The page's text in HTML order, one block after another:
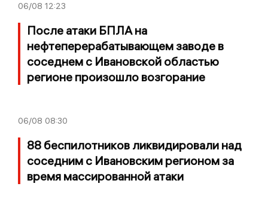
06/08 12:23
После атаки БПЛА на
нефтеперерабатывающем заводе в
соседнем с Ивановской областью
регионе произошло возгорание
06/08 08:30
88 беспилотников ликвидировали над
соседним с Ивановским регионом за
время массированной атаки